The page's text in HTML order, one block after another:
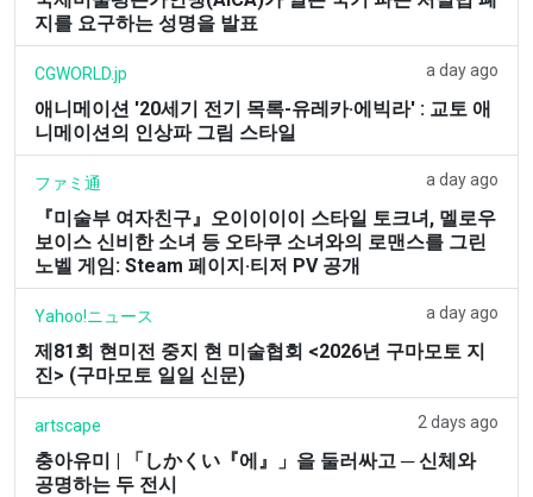
지를 요구하는 성명을 발표
CGWORLD.jp a day ago
애니메이션 '20세기 전기 목록-유레카·에빅라' : 교토 애
니메이션의 인상파 그림 스타일
ファミ通 a day ago
『미술부 여자친구』오이이이이 스타일 토크녀, 멜로우
보이스 신비한 소녀 등 오타쿠 소녀와의 로맨스를 그린
노벨 게임: Steam 페이지·티저 PV 공개
Yahoo!ニュース a day ago
제81회 현미전 중지 현 미술협회 <2026년 구마모토 지
진> (구마모토 일일 신문)
artscape 2 days ago
충아유미 | 「しかくい『에』」을 둘러싸고 ─ 신체와
공명하는 두 전시